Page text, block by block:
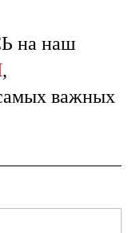
на наш
,
важных